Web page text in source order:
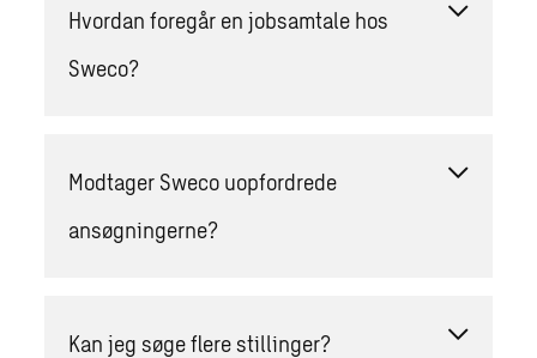
Hvordan foregår en jobsamtale hos
Sweco?
Modtager Sweco uopfordrede
ansøgningerne?
Kan jeg søge flere stillinger?